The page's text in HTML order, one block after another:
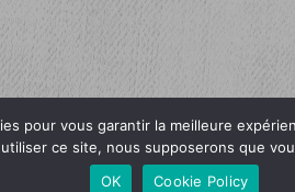
pour vous garantir la meilleure
ce site, nous supposerons que
OK
Cookie Policy